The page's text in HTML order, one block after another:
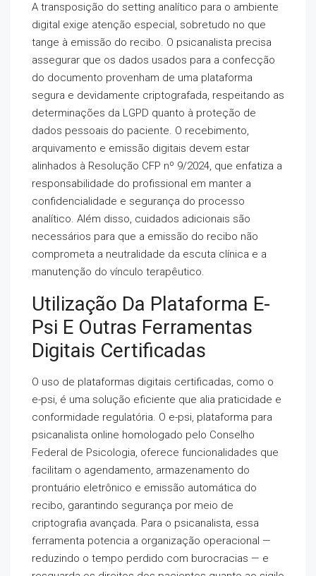
A transposição do setting analítico para o ambiente
digital exige atenção especial, sobretudo no que
tange à emissão do recibo. O psicanalista precisa
assegurar que os dados usados para a confecção
do documento provenham de uma plataforma
segura e devidamente criptografada, respeitando as
determinações da LGPD quanto à proteção de
dados pessoais do paciente. O recebimento,
arquivamento e emissão digitais devem estar
alinhados à Resolução CFP nº 9/2024, que enfatiza a
responsabilidade do profissional em manter a
confidencialidade e segurança do processo
analítico. Além disso, cuidados adicionais são
necessários para que a emissão do recibo não
comprometa a neutralidade da escuta clínica e a
manutenção do vínculo terapêutico.
Utilização Da Plataforma E-
Psi E Outras Ferramentas
Digitais Certificadas
O uso de plataformas digitais certificadas, como o
e-psi, é uma solução eficiente que alia praticidade e
conformidade regulatória. O e-psi, plataforma para
psicanalista online homologado pelo Conselho
Federal de Psicologia, oferece funcionalidades que
facilitam o agendamento, armazenamento do
prontuário eletrônico e emissão automática do
recibo, garantindo segurança por meio de
criptografia avançada. Para o psicanalista, essa
ferramenta potencia a organização operacional —
reduzindo o tempo perdido com burocracias — e